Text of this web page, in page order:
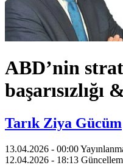
ABD’nin
Tarık Ziya Gücüm
13.04.2026 - 00:00
12.04.2026 - 18:13